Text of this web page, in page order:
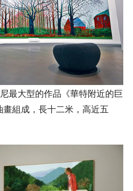
最大型的作品《華特附近的巨
組成，長十二米，高近五